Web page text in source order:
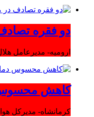
دو فقره تصادف در
ارومیه- مدیرعامل هلال
کاهش محسوس
کرمانشاه- مدیرکل